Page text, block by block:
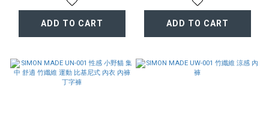
ADD TO CART ADD TO CART